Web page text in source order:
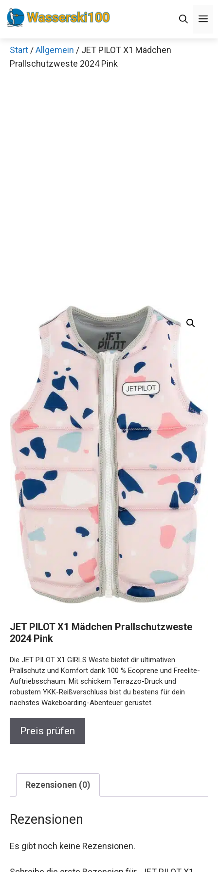
Zum
Inhalt
Start /Allgemein / JET PILOT X1 Mädchen
Prallschutzweste 2024 Pink
JET PILOT X1 Mädchen Prallschutzweste
2024 Pink
Die JET PILOT X1 GIRLS Weste bietet dir ultimativen
Prallschutz und Komfort dank 100 % Ecoprene und Freelite-
Auftriebsschaum. Mit schickem Terrazzo-Druck und
robustem YKK-Reißverschluss bist du bestens für dein
nächstes Wakeboarding-Abenteuer gerüstet.
Preis prüfen
Rezensionen (0)
Rezensionen
Es gibt noch keine Rezensionen.